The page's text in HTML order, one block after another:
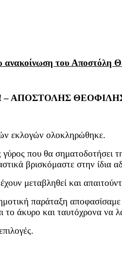
ανακοίνωση του Αποστόλη
– ΑΠΟΣΤΟΛΗΣ
εκλογών ολοκληρώθηκε.
γύρος που θα σηματοδοτήσει
βρισκόμαστε στην ίδια
μεταβληθεί και
παράταξη
το άκυρο και ταυτόχρονα να